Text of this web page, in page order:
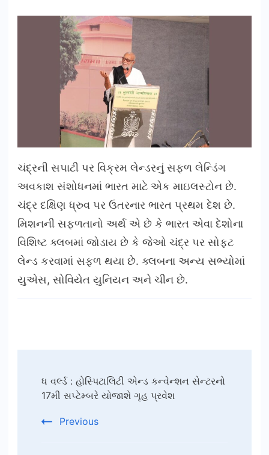
ચંદ્રની સપાટી પર વિક્રમ લેન્ડરનું સફળ લેન્ડિંગ
અવકાશ સંશોધનમાં ભારત માટે એક માઇલસ્ટોન છે.
ચંદ્ર દક્ષિણ ધ્રુવ પર ઉતરનાર ભારત પ્રથમ દેશ છે.
મિશનની સફળતાનો અર્થ એ છે કે ભારત એવા દેશોના
વિશિષ્ટ ક્લબમાં જોડાય છે કે જેઓ ચંદ્ર પર સોફ્ટ
લેન્ડ કરવામાં સફળ થયા છે. ક્લબના અન્ય સભ્યોમાં
યુએસ, સોવિયેત યુનિયન અને ચીન છે.
Navigation
ધ વર્લ્ડ : હોસ્પિટાલિટી એન્ડ કન્વેન્શન સેન્ટરનો
17મી સપ્ટેમ્બરે યોજાશે ગૃહ પ્રવેશ
Previous